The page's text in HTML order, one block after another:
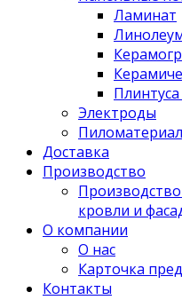
Ламинат
Электроды
Пиломатериал
Доставка
Производство
кровли и
О компании
О нас
Карточка
Контакты